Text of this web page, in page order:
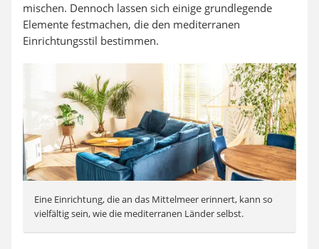
mischen. Dennoch lassen sich einige grundlegende
Elemente festmachen, die den mediterranen
Einrichtungsstil bestimmen.
Eine Einrichtung, die an das Mittelmeer erinnert, kann so
vielfältig sein, wie die mediterranen Länder selbst.